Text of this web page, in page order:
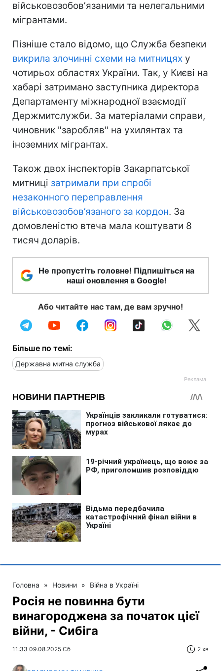
військовозобовʼязаними та нелегальними
мігрантами.
Пізніше стало відомо, що Служба безпеки
викрила злочинні схеми на митницях у
чотирьох областях України. Так, у Києві на
хабарі затримано заступника директора
Департаменту міжнародної взаємодії
Держмитслужби. За матеріалами справи,
чиновник "заробляв" на ухилянтах та
іноземних мігрантах.
Також двох інспекторів Закарпатської
митниці затримали при спробі
незаконного переправлення
військовозобов’язаного за кордон. За
домовленістю втеча мала коштувати 8
тисяч доларів.
Не пропустіть головне! Підпишіться на
наші оновлення в Google!
Або читайте нас там, де вам зручно!
Більше по темі:
Державна митна служба
Головна » Новини » Війна в Україні
Росія не повинна бути
винагороджена за початок цієї
війни, - Сибіга
11:33 09.08.2025 Сб 2 хв